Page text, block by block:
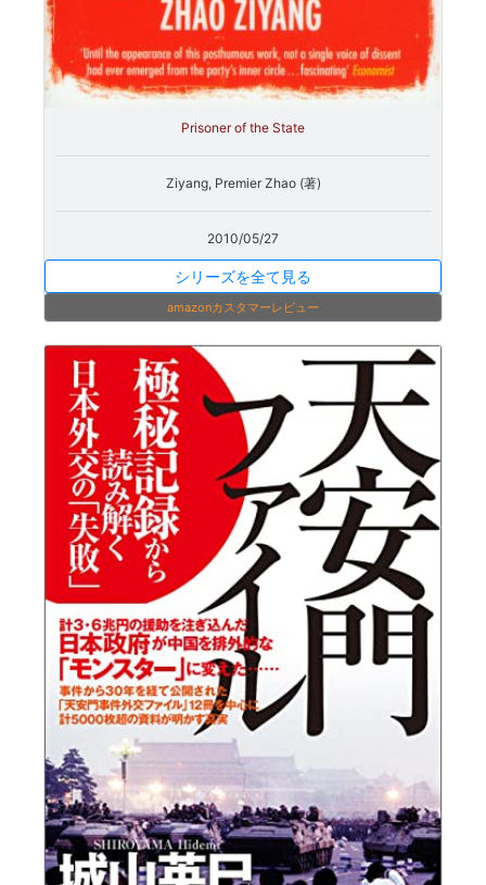
Prisoner of the State
Ziyang, Premier Zhao (著)
2010/05/27
シリーズを全て見る
amazonカスタマーレビュー